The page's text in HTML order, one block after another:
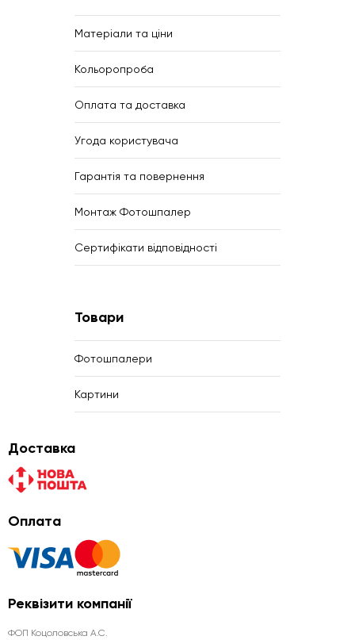
Матеріали та ціни
Кольоропроба
Оплата та доставка
Угода користувача
Гарантія та повернення
Монтаж Фотошпалер
Сертифікати відповідності
Товари
Фотошпалери
Картини
Доставка
Оплата
Реквізити компанії
ФОП Коцоловська А.С.